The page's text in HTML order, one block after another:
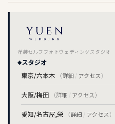
洋装セルフフォトウェディングスタジオ
スタジオ
東京/六本木
（詳細 / アクセス）
大阪/梅田 （詳細 / アクセス）
愛知/名古屋,栄 （詳細 / アクセス）